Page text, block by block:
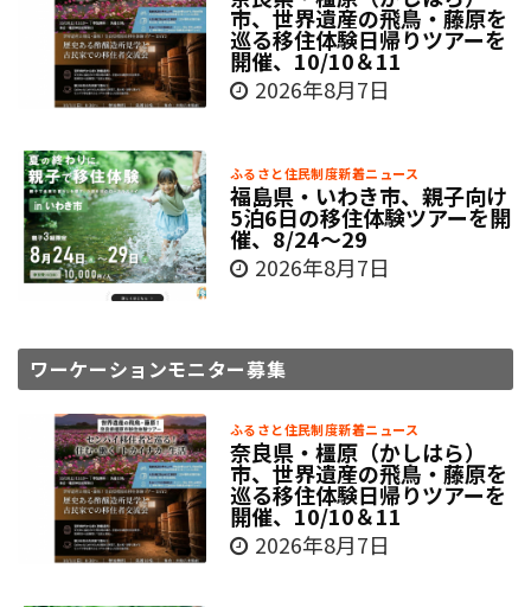
市、世界遺産の飛鳥・藤原を
巡る移住体験日帰りツアーを
開催、10/10＆11
2026年8月7日
ふるさと住民制度新着ニュース
福島県・いわき市、親子向け
5泊6日の移住体験ツアーを開
催、8/24～29
2026年8月7日
ワーケーションモニター募集
ふるさと住民制度新着ニュース
奈良県・橿原（かしはら）
市、世界遺産の飛鳥・藤原を
巡る移住体験日帰りツアーを
開催、10/10＆11
2026年8月7日